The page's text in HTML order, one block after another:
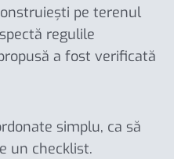
pe terenul
regulile
a fost verificată
simplu, ca să
un checklist.